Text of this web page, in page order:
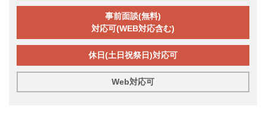
事前面談(無料)
対応可(WEB対応含む)
休日(土日祝祭日)対応可
Web対応可